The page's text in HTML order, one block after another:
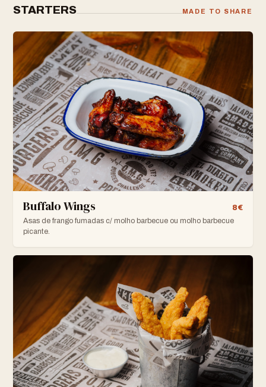
STARTERS MADE TO SHARE
Buffalo Wings
8€
Asas de frango fumadas c/ molho barbecue ou molho barbecue
picante.